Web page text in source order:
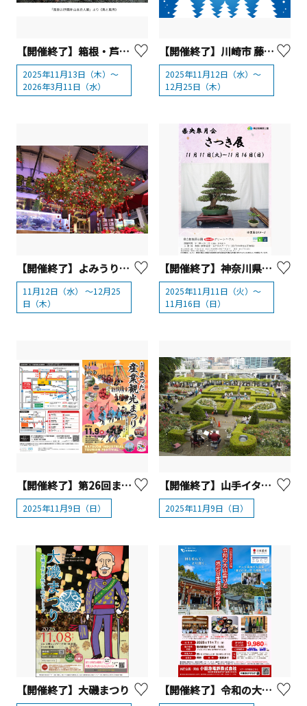
【開催終了】箱根・芦ノ湖 成川美術館 企画展【箱根町】
2025年11月13日（木）～
2026年3月11日（水）
【開催終了】川崎市 藤子・F・不二雄ミュージアム「 クリスマスはミュージアムで！2025」
2025年11月12日（水）～
12月25日（木）
【開催終了】よみうりランドHANA・BIYORI「HANA・BIYORIのクリスマス2025」
11月12日（水） ～12月25
日（木）
【開催終了】神奈川県立相模原公園「さつき展」
2025年11月11日（火）～
11月16日（日）
【開催終了】第26回まつだ産業観光まつり
2025年11月9日（日）
【開催終了】山手イタリア山庭園ガーデンコンサート「Rose Garden Picnic live」
2025年11月9日（日）
【開催終了】大磯まつり 【開催終了】令和の大山詣りと地元日本酒堪能ツアー【小田急電鉄】